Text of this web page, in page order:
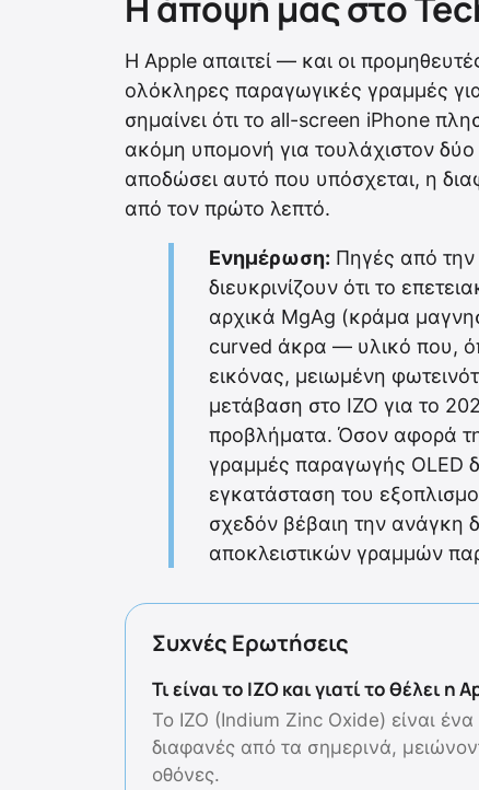
Η Apple απαιτεί — και οι
ολόκληρες παραγωγικές γραμμές
σημαίνει ότι το all-screen iPhone
ακόμη υπομονή για τουλάχιστον δύο
αποδώσει αυτό που υπόσχεται, η
από τον πρώτο λεπτό.
Ενημέρωση: Πηγές από την
διευκρινίζουν ότι το
αρχικά MgAg (κράμα
curved άκρα — υλικό που,
εικόνας, μειωμένη
μετάβαση στο IZO για το
προβλήματα. Όσον αφορά
γραμμές παραγωγής OLED
εγκατάσταση του
σχεδόν βέβαιη την ανάγκη
αποκλειστικών γραμμών
Συχνές Ερωτήσεις
Τι είναι το IZO και γιατί το θέλει η
Το IZO (Indium Zinc Oxide) είναι
διαφανές από τα σημερινά,
οθόνες.